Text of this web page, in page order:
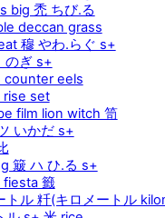
big 禿 ちび.る
deccan grass
穆 やわ.らぐ s+
のぎ s+
counter eels
set
film lion witch 笥
いかだ s+
簸 ハ ひ.る s+
fiesta 籤
ル 粁(キロメートル